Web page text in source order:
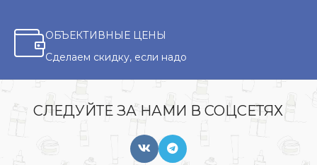
ОБЪЕКТИВНЫЕ ЦЕНЫ
Сделаем скидку, если надо
СЛЕДУЙТЕ ЗА НАМИ В СОЦСЕТЯХ